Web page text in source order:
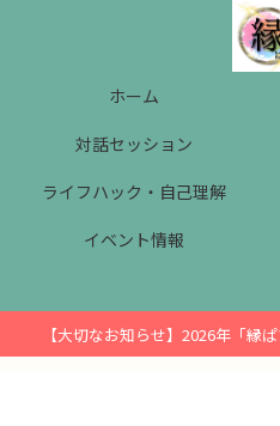
ホーム
対話セッション
ライフハック・自己理解
イベント情報
【大切なお知らせ】2026年「縁